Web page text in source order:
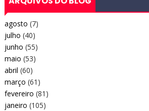
agosto (7)
julho (40)
junho (55)
maio (53)
abril (60)
março (61)
fevereiro (81)
janeiro (105)